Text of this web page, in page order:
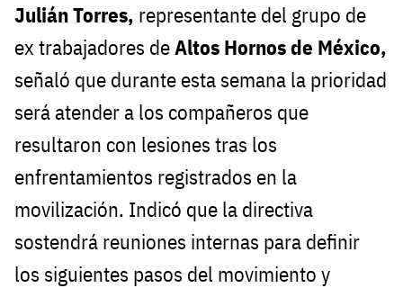
Julián Torres, representante del grupo de
ex trabajadores deAltos Hornos de México,
señaló que durante esta semana la prioridad
será atender a los compañeros que
resultaron con lesiones tras los
enfrentamientos registrados en la
movilización. Indicó que la directiva
sostendrá reuniones internas para definir
los siguientes pasos del movimiento y